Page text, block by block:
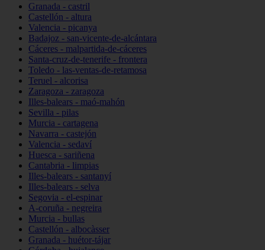
Granada - castril
Castellón - altura
Valencia - picanya
Badajoz - san-vicente-de-alcántara
Cáceres - malpartida-de-cáceres
Santa-cruz-de-tenerife - frontera
Toledo - las-ventas-de-retamosa
Teruel - alcorisa
Zaragoza - zaragoza
Illes-balears - maó-mahón
Sevilla - pilas
Murcia - cartagena
Navarra - castejón
Valencia - sedaví
Huesca - sariñena
Cantabria - limpias
Illes-balears - santanyí
Illes-balears - selva
Segovia - el-espinar
A-coruña - negreira
Murcia - bullas
Castellón - albocàsser
Granada - huétor-tájar